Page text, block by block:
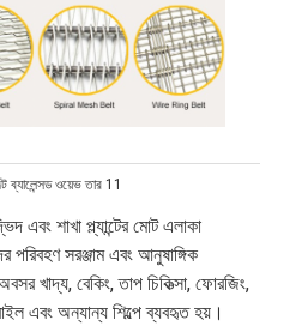
এবং শাখা প্ল্যান্টের মোট এলাকা
সরঞ্জাম এবং আনুষাঙ্গিক
খাদ্য, বেকিং, তাপ চিকিত্সা, ফোরজিং,
এবং অন্যান্য শিল্পে ব্যবহৃত হয়।